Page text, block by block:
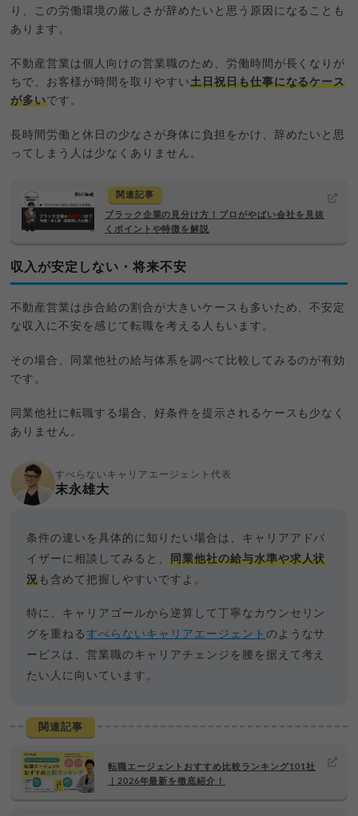
り、この労働環境の厳しさが辞めたいと思う原因になることも
あります。
不動産営業は個人向けの営業職のため、労働時間が長くなりが
ちで、お客様が時間を取りやすい土日祝日も仕事になるケース
が多いです。
長時間労働と休日の少なさが身体に負担をかけ、辞めたいと思
ってしまう人は少なくありません。
関連記事
ブラック企業の見分け方！プロがやばい会社を見抜
くポイントや特徴を解説
収入が安定しない・将来不安
不動産営業は歩合給の割合が大きいケースも多いため、不安定
な収入に不安を感じて転職を考える人もいます。
その場合、同業他社の給与体系を調べて比較してみるのが有効
です。
同業他社に転職する場合、好条件を提示されるケースも少なく
ありません。
すべらないキャリアエージェント代表
末永雄大
条件の違いを具体的に知りたい場合は、キャリアアドバ
イザーに相談してみると、 同業他社の給与水準や求人状
況 も含めて把握しやすいですよ。
特に、キャリアゴールから逆算して丁寧なカウンセリン
グを重ねるすべらないキャリアエージェント のようなサ
ービスは、営業職のキャリアチェンジを腰を据えて考え
たい人に向いています。
関連記事
転職エージェントおすすめ比較ランキング101社
｜2026年最新を徹底紹介！